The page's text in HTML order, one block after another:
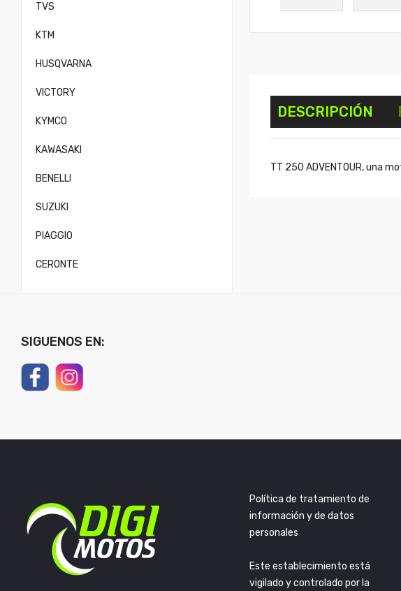
TVS
KTM
HUSQVARNA
VICTORY
KYMCO
KAWASAKI
BENELLI
SUZUKI
PIAGGIO
CERONTE
DESCRIPCIÓN
TT 250 ADVENTOUR, una
SIGUENOS EN:
Política de tratamiento de
información y de datos
personales
Este establecimiento está
vigilado y controlado por la